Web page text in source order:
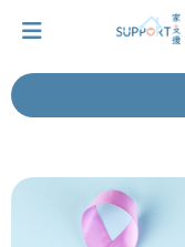
让我们与你并肩而行。